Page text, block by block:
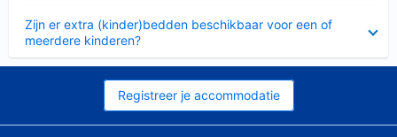
Zijn er extra (kinder)bedden beschikbaar voor een of
meerdere kinderen?
Registreer je accommodatie